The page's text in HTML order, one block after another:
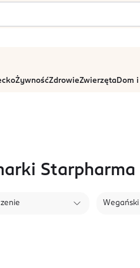
ŻywnośćZdrowieZwierzętaDom
Starpharma
Wegański